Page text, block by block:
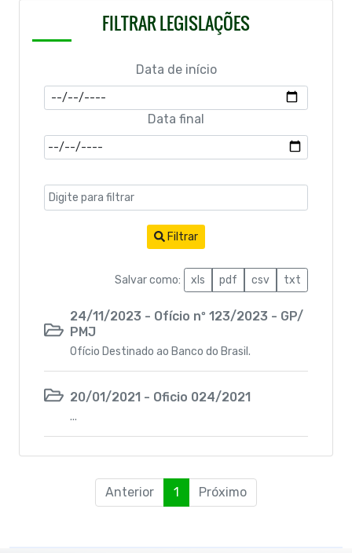
Código Tributario
LGPD
Resolução
Lei de Acesso à Informação
FILTRAR LEGISLAÇÕES
Data de início
Data final
Filtrar
Salvar como: xls pdf csv txt
24/11/2023 - Ofício nº 123/2023 - GP/
PMJ
Ofício Destinado ao Banco do Brasil.
20/01/2021 - Oficio 024/2021
...
Anterior 1 Próximo